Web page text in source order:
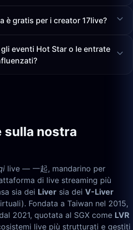
è gratis per i creator 17live?
eventi Hot Star o le entrate
sulla nostra
live — 一起, mandarino per
di live streaming più
sia dei Liver sia dei V-Liver
Fondata a Taiwan nel 2015,
2021, quotata al SGX come LVR
live più strutturati e gestiti